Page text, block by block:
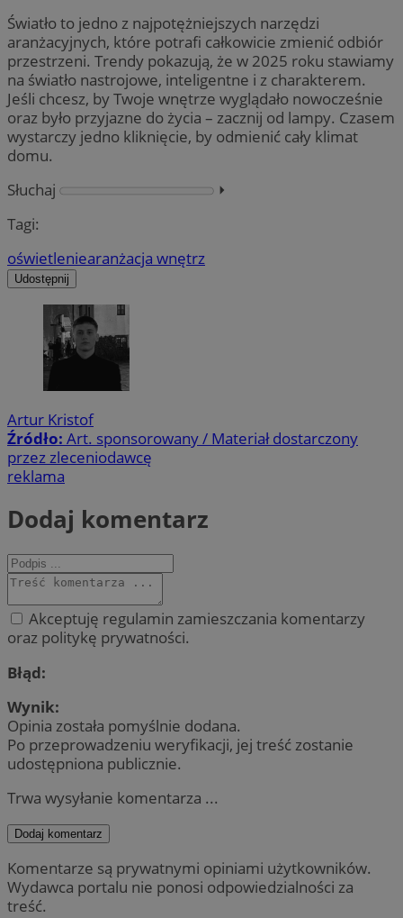
Światło to jedno z najpotężniejszych narzędzi
aranżacyjnych, które potrafi całkowicie zmienić odbiór
przestrzeni. Trendy pokazują, że w 2025 roku stawiamy
na światło nastrojowe, inteligentne i z charakterem.
Jeśli chcesz, by Twoje wnętrze wyglądało nowocześnie
oraz było przyjazne do życia – zacznij od lampy. Czasem
wystarczy jedno kliknięcie, by odmienić cały klimat
domu.
Słuchaj
⏵︎
Tagi:
oświetleniearanżacja wnętrz
Udostępnij
Artur Kristof
Źródło: Art. sponsorowany / Materiał dostarczony
przez zleceniodawcę
reklama
Dodaj komentarz
Akceptuję regulamin zamieszczania komentarzy
oraz politykę prywatności.
Błąd:
Wynik:
Opinia została pomyślnie dodana.
Po przeprowadzeniu weryfikacji, jej treść zostanie
udostępniona publicznie.
Trwa wysyłanie komentarza ...
Dodaj komentarz
Komentarze są prywatnymi opiniami użytkowników.
Wydawca portalu nie ponosi odpowiedzialności za
treść.